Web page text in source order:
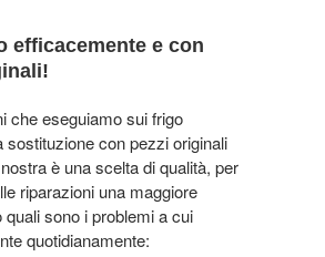
efficacemente e con
che eseguiamo sui frigo
sostituzione con pezzi originali
è una scelta di qualità, per
riparazioni una maggiore
sono i problemi a cui
quotidianamente: